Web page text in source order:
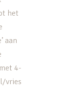
het
aan
4-
vries